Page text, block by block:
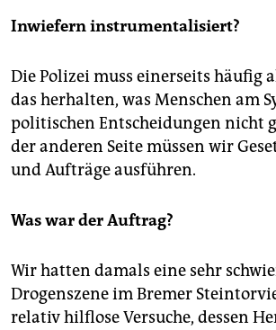
Inwiefern instrumentalisiert?
Die Polizei muss einerseits häufig
das herhalten, was Menschen am
politischen Entscheidungen nicht
der anderen Seite müssen wir
und Aufträge ausführen.
Was war der Auftrag?
Wir hatten damals eine sehr
Drogenszene im Bremer
relativ hilflose Versuche, dessen